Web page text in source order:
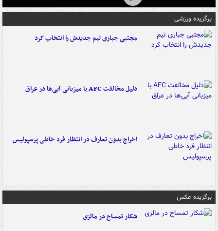
برگزیده ورزشی
مجتبی جباری تیم جدیدش را انتخاب کرد
دلیل مخالفت AFC با میزبانی آبی‌ها در عراق
اخراج بدون تعارف در انتظار فرد خاطی پرسپولیس
برگزیده عکس
شکار تمساح در مالزی